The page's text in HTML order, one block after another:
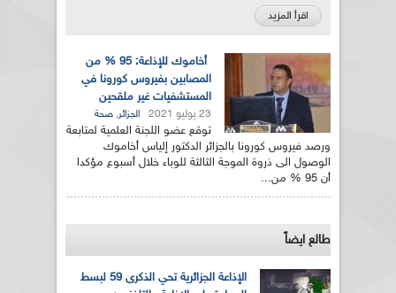
اقرأ المزيد
أخاموك للإذاعة: 95 % من
المصابين بفيروس كورونا في
المستشفيات غير ملقحين
23 يوليو 2021 الجزائر, صحة
توقع عضو اللجنة العلمية لمتابعة
ورصد فيروس كورونا بالجزائر الدكتور إلياس أخاموك
الوصول الى ذروة الموجة الثالثة للوباء خلال أسبوع مؤكدا
أن 95 % من...
طالع ايضاً
الإذاعة الجزائرية تحي الذكرى 59 لبسط